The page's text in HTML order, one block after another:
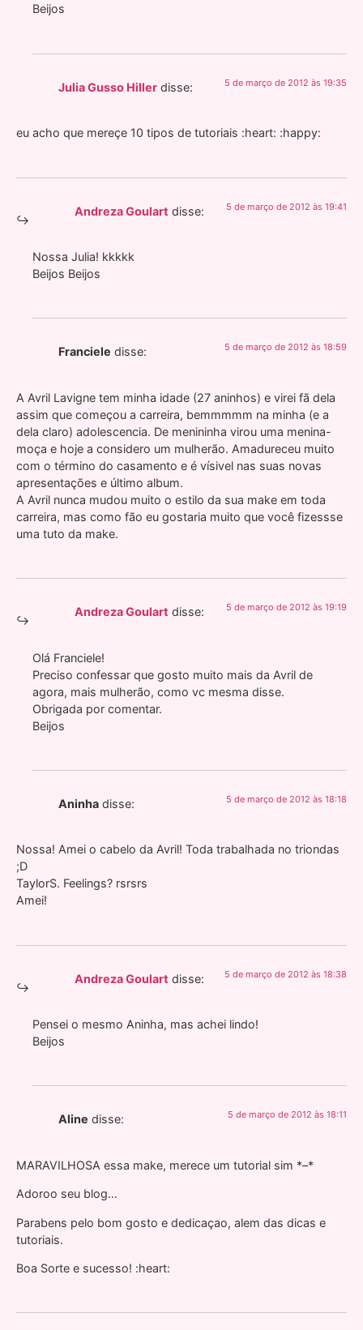
Beijos
Julia Gusso Hiller disse: 5 de março de 2012 às 19:35
eu acho que mereçe 10 tipos de tutoriais :heart: :happy:
Andreza Goulart disse: 5 de março de 2012 às 19:41
Nossa Julia! kkkkk
Beijos Beijos
Franciele disse: 5 de março de 2012 às 18:59
A Avril Lavigne tem minha idade (27 aninhos) e virei fã dela
assim que começou a carreira, bemmmmm na minha (e a
dela claro) adolescencia. De menininha virou uma menina-
moça e hoje a considero um mulherão. Amadureceu muito
com o término do casamento e é vísivel nas suas novas
apresentações e último album.
A Avril nunca mudou muito o estilo da sua make em toda
carreira, mas como fão eu gostaria muito que você fizessse
uma tuto da make.
Andreza Goulart disse: 5 de março de 2012 às 19:19
Olá Franciele!
Preciso confessar que gosto muito mais da Avril de
agora, mais mulherão, como vc mesma disse.
Obrigada por comentar.
Beijos
Aninha disse: 5 de março de 2012 às 18:18
Nossa! Amei o cabelo da Avril! Toda trabalhada no triondas
;D
TaylorS. Feelings? rsrsrs
Amei!
Andreza Goulart disse: 5 de março de 2012 às 18:38
Pensei o mesmo Aninha, mas achei lindo!
Beijos
Aline disse: 5 de março de 2012 às 18:11
MARAVILHOSA essa make, merece um tutorial sim *–*
Adoroo seu blog…
Parabens pelo bom gosto e dedicaçao, alem das dicas e
tutoriais.
Boa Sorte e sucesso! :heart: